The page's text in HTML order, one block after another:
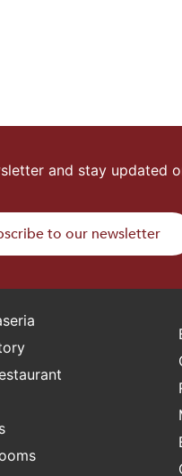
and stay updated
to our newsletter